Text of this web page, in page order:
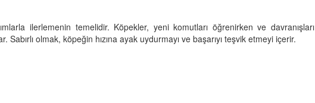
ilerlemenin temelidir. Köpekler, yeni komutları öğrenirken ve davranışları
olmak, köpeğin hızına ayak uydurmayı ve başarıyı teşvik etmeyi içerir.